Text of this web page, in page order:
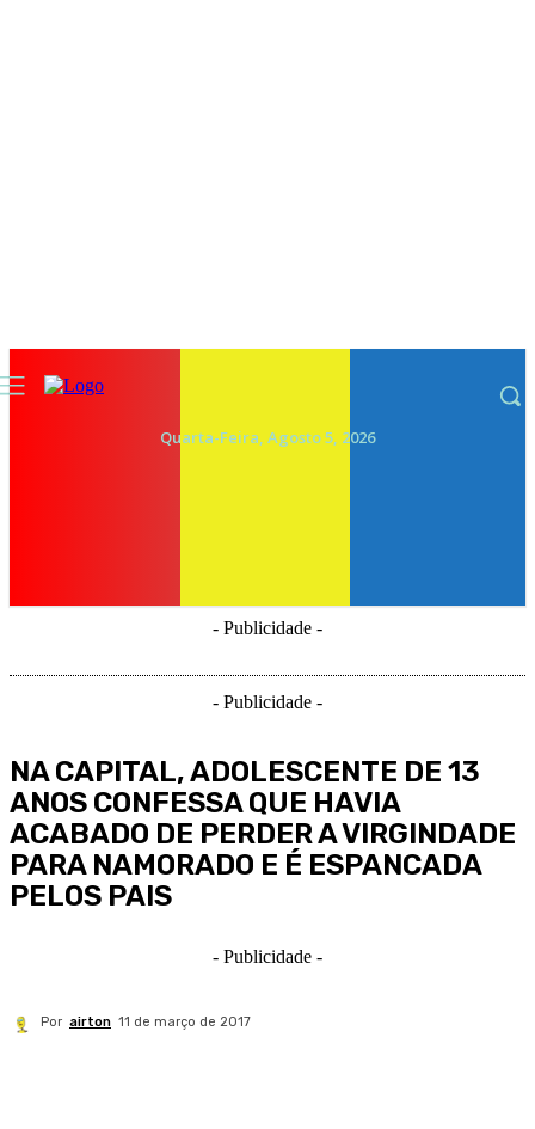
Quarta-Feira, Agosto 5, 2026
- Publicidade -
- Publicidade -
NA CAPITAL, ADOLESCENTE DE 13
ANOS CONFESSA QUE HAVIA
ACABADO DE PERDER A VIRGINDADE
PARA NAMORADO E É ESPANCADA
PELOS PAIS
- Publicidade -
Por airton 11 de março de 2017